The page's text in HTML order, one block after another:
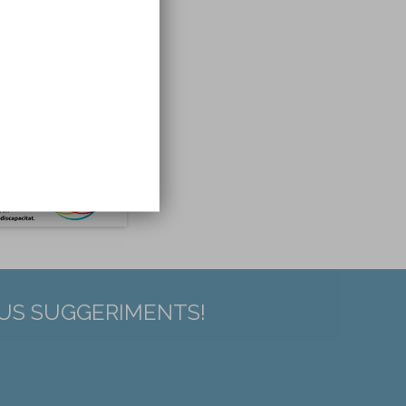
SUGGERIMENTS!